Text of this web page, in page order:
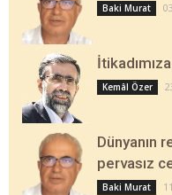
Baki Murat
Kemâl Özer
Dünyanın
pervasız
Baki Murat